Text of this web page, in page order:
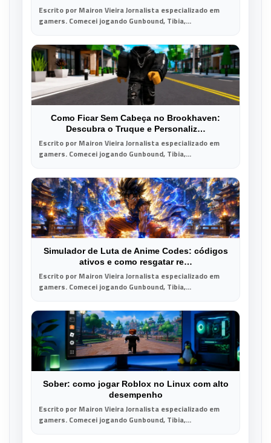
Escrito por Mairon Vieira Jornalista especializado em
gamers. Comecei jogando Gunbound, Tibia,...
Como Ficar Sem Cabeça no Brookhaven:
Descubra o Truque e Personaliz…
Escrito por Mairon Vieira Jornalista especializado em
gamers. Comecei jogando Gunbound, Tibia,...
Simulador de Luta de Anime Codes: códigos
ativos e como resgatar re…
Escrito por Mairon Vieira Jornalista especializado em
gamers. Comecei jogando Gunbound, Tibia,...
Sober: como jogar Roblox no Linux com alto
desempenho
Escrito por Mairon Vieira Jornalista especializado em
gamers. Comecei jogando Gunbound, Tibia,...